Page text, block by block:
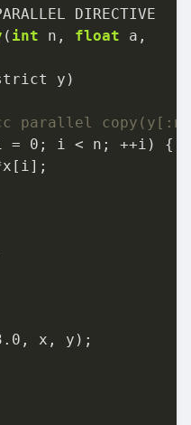
( int n, float
y)
parallel
= 0 ; i < n; ++i) {
, x, y);